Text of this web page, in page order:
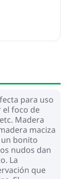
para uso
el foco de
Madera
maciza
un bonito
nudos dan
La
que